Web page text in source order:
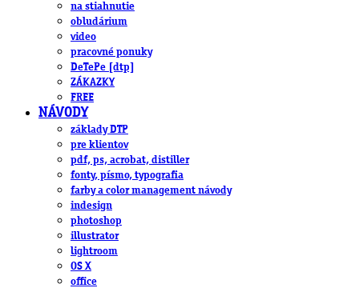
na stiahnutie
obludárium
video
pracovné ponuky
DeTePe [dtp]
ZÁKAZKY
FREE
NÁVODY
základy DTP
pre klientov
pdf, ps, acrobat, distiller
fonty, písmo, typografia
farby a color management návody
indesign
photoshop
illustrator
lightroom
OS X
office